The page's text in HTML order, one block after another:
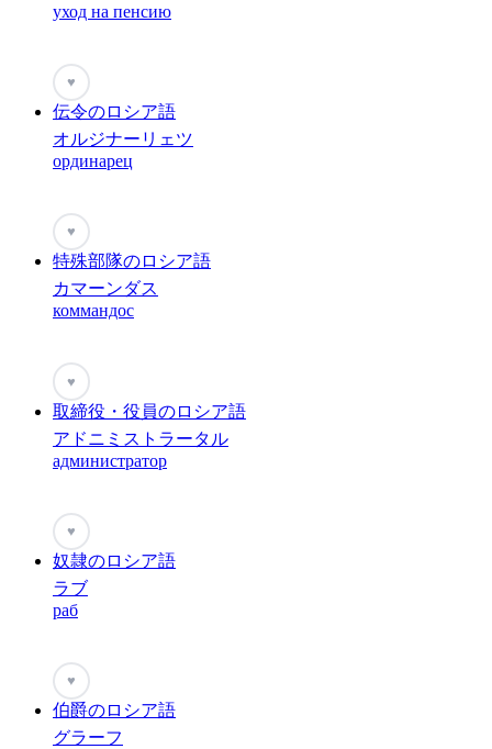
уход на пенсию
♥
伝令のロシア語
オルジナーリェツ
ординарец
♥
特殊部隊のロシア語
カマーンダス
коммандос
♥
取締役・役員のロシア語
アドニミストラータル
администратор
♥
奴隷のロシア語
ラブ
раб
♥
伯爵のロシア語
グラーフ